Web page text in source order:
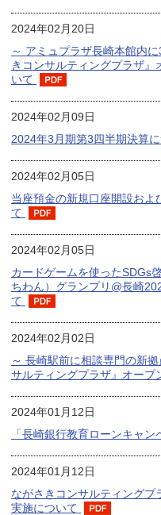
2024年02月20日
～ アミュプラザ長崎本館内
きコンサルティングプラザ
いて
2024年02月09日
2024年3月期第3四半期決算
2024年02月05日
当座預金の新規口座開設お
て
2024年02月05日
カードゲームを使ったSDGs
ちわん）グランプリ@長崎
て
2024年02月02日
～ 長崎駅前に相談専門の新
サルティングプラザ』オープ
2024年01月12日
「長崎銀行教育ローンキャ
2024年01月12日
ながさきコンサルティング
実施について